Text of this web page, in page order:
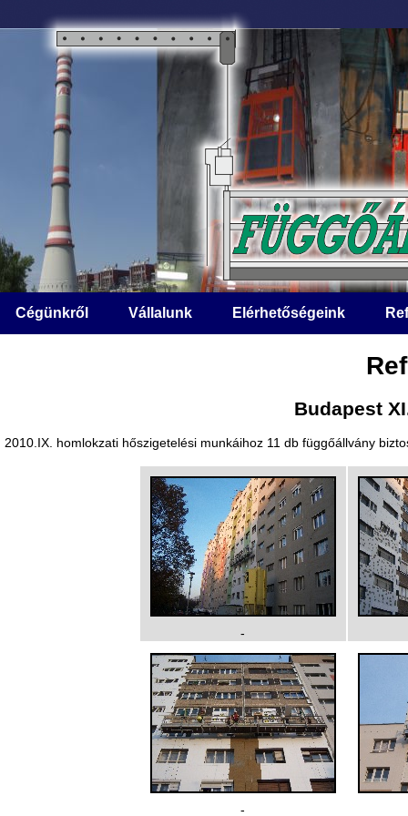
Cégünkről Vállalunk Elérhetőségeink
Budapest
2010.IX. homlokzati hőszigetelési munkáihoz 11 db függőállvány
-
-